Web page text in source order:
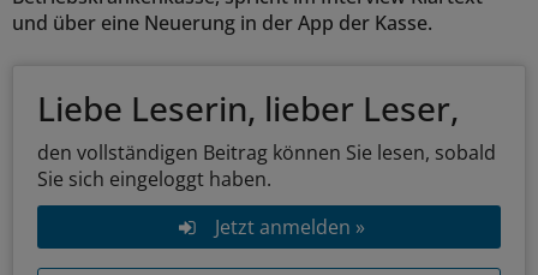
und über eine Neuerung in der App der Kasse.
Liebe Leserin, lieber Leser,
den vollständigen Beitrag können Sie lesen, sobald
Sie sich eingeloggt haben.
Jetzt anmelden »